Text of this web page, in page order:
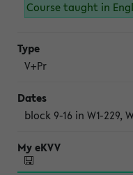
Course taught in
V+Pr
block 9-16 in W1-229,